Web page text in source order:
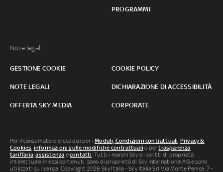
PROGRAMMI
Note legali:
GESTIONE COOKIE COOKIE POLICY
NOTE LEGALI DICHIARAZIONE DI ACCESSIBILITÀ
OFFERTA SKY MEDIA CORPORATE
Per il consumatore clicca qui per iModuli, Condizioni contrattuali, Privacy &
Cookies, informazioni sulle modifiche contrattuali o pertrasparenza
tariffaria,assistenza econtatti. Tutti i marchi Sky e i diritti di proprietà
intellettuale in essi contenuti, sono di proprietà di Sky international AG e sono
utilizzati su licenza. Copyright 2026 Sky Italia - Sky Italia Srl Via Monte Penice, 7 -